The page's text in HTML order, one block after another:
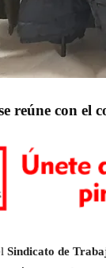
reúne con el
Sindicato de